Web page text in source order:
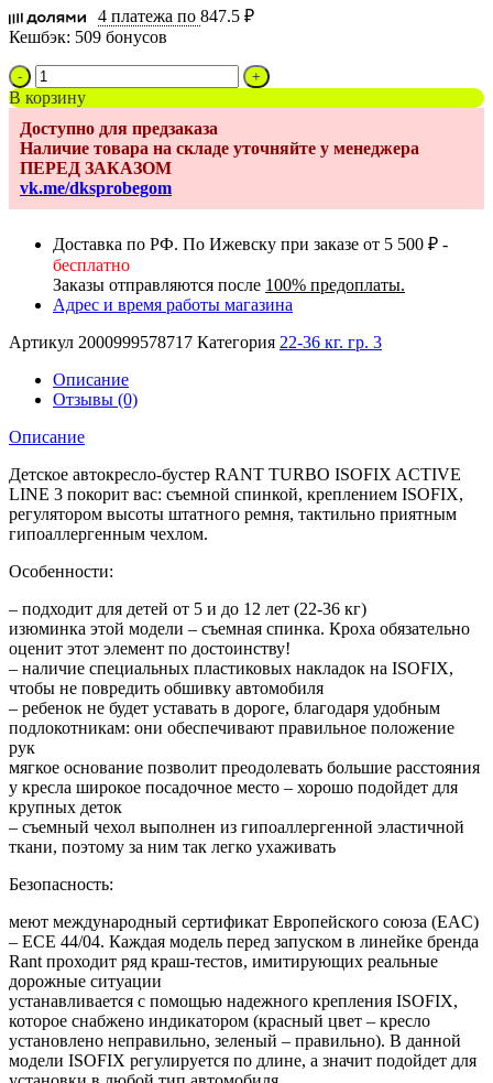
4 платежа по 847.5 ₽
Кешбэк: 509 бонусов
Количество
товара
Бустер
Rant
AY313
TURBO
Isofix
Active
beige
В корзину
Доступно для предзаказа
Наличие товара на складе уточняйте у менеджера
ПЕРЕД ЗАКАЗОМ
vk.me/dksprobegom
Доставка по РФ. По Ижевску при заказе от 5 500 ₽ -
бесплатно
Заказы отправляются после 100% предоплаты.
Адрес и время работы магазина
Артикул 2000999578717 Категория 22-36 кг. гр. 3
Описание
Отзывы (0)
Описание
Детское автокресло-бустер RANT TURBO ISOFIX ACTIVE
LINE 3 покорит вас: съемной спинкой, креплением ISOFIX,
регулятором высоты штатного ремня, тактильно приятным
гипоаллергенным чехлом.
Особенности:
– подходит для детей от 5 и до 12 лет (22-36 кг)
изюминка этой модели – съемная спинка. Кроха обязательно
оценит этот элемент по достоинству!
– наличие специальных пластиковых накладок на ISOFIX,
чтобы не повредить обшивку автомобиля
– ребенок не будет уставать в дороге, благодаря удобным
подлокотникам: они обеспечивают правильное положение
рук
мягкое основание позволит преодолевать большие расстояния
у кресла широкое посадочное место – хорошо подойдет для
крупных деток
– съемный чехол выполнен из гипоаллергенной эластичной
ткани, поэтому за ним так легко ухаживать
Безопасность:
меют международный сертификат Европейского союза (EAC)
– ECE 44/04. Каждая модель перед запуском в линейке бренда
Rant проходит ряд краш-тестов, имитирующих реальные
дорожные ситуации
устанавливается с помощью надежного крепления ISOFIX,
которое снабжено индикатором (красный цвет – кресло
установлено неправильно, зеленый – правильно). В данной
модели ISOFIX регулируется по длине, а значит подойдет для